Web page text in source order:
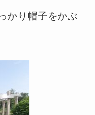
かり帽子をかぶ